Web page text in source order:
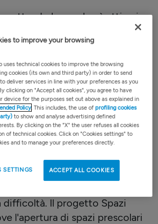
la scuola» è attivo in
periferici di Milano dal 2015 e
“Spazi bimbi” per
bambini dai 3 ai 5
vari motivi dalla scuola
In questo modo il
un aiuto quando
d’iscrizione rende
in caso di arrivi tardivi o
corso d’anno, e si pone come
l’acquisizione delle basi
Sos Bambini si occupa di
difficoltà. Il progetto Spazi
l'apertura di spazi prescolari
to improve your browsing
uses technical cookies to improve the browsing
cookies (its own and third party) in order to send
deliver services in line with your preferences as you
clicking on "Accept all cookies", you agree to have
device for the purposes set out above as explained in
Policy . This includes, the use ofprofiling cookies
to show and analyse advertising defined
By clicking on the "X" the user refuses all cookies
of technical cookies. Click on "Cookies settings" to
and to manage your preferences directly.
SETTINGS ACCEPT ALL COOKIES